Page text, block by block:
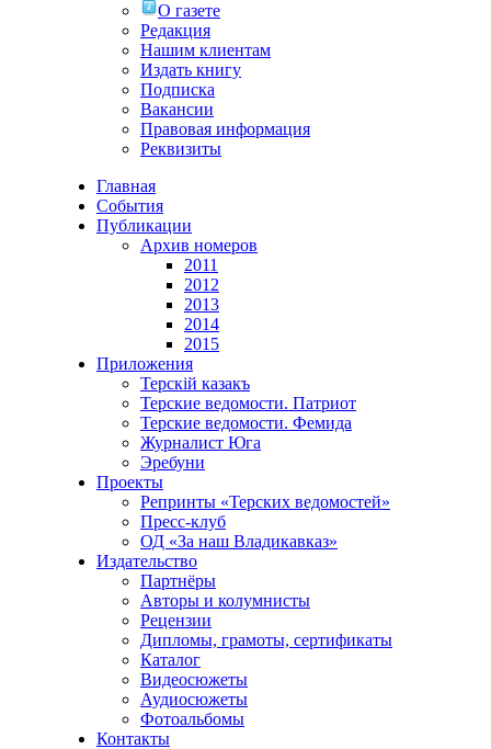
О газете
Редакция
Нашим клиентам
Издать книгу
Подписка
Вакансии
Правовая информация
Реквизиты
Главная
События
Публикации
Архив номеров
2011
2012
2013
2014
2015
Приложения
Терскiй казакъ
Терские ведомости. Патриот
Терские ведомости. Фемида
Журналист Юга
Эребуни
Проекты
Репринты «Терских ведомостей»
Пресс-клуб
ОД «За наш Владикавказ»
Издательство
Партнёры
Авторы и колумнисты
Рецензии
Дипломы, грамоты, сертификаты
Каталог
Видеосюжеты
Аудиосюжеты
Фотоальбомы
Контакты